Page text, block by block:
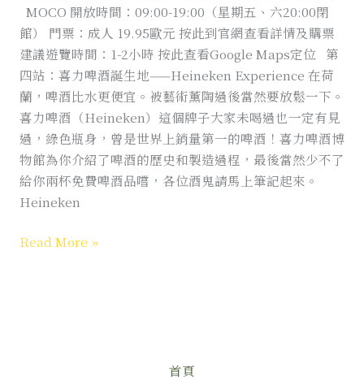
MOCO 開放時間：09:00-19:00（星期五、六20:00閉
館） 門票：成人 19.95歐元 按此到官網查看詳情及購票
建議遊覽時間：1-2小時 按此查看Google Maps定位 第
四站：喜力啤酒誕生地——Heineken Experience 在荷
蘭，啤酒比水更便宜。被藝術薰陶過後當然要放鬆一下。
喜力啤酒（Heineken）這個牌子大家未喝過也一定有見
過，綠色瓶身，曾是世界上銷量第一的啤酒！喜力啤酒博
物館為你介紹了啤酒的歷史和製造過程，最後當然少不了
給你兩杯免費啤酒品嚐，各位酒鬼請馬上筆記起來。
Heineken
Read More »
首頁